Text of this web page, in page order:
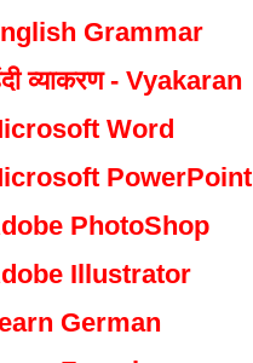
Grammar
व्याकरण - Vyakaran
Word
PowerPoint
PhotoShop
Illustrator
German